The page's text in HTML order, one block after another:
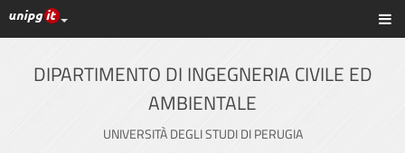
Vai
al
contenuto
principale
Link ai principali servizi web di Ateneo
DIPARTIMENTO DI INGEGNERIA CIVILE ED
AMBIENTALE
UNIVERSITÀ DEGLI STUDI DI PERUGIA